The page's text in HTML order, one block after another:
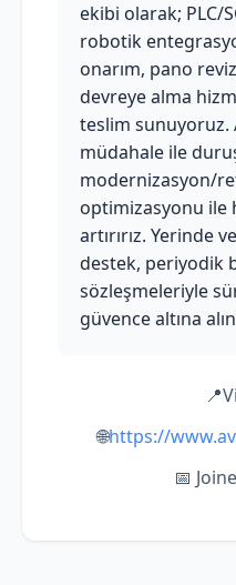
ekibi olarak; PLC/
robotik
onarım, pano
devreye alma
teslim sunuyoruz.
müdahale ile
modernizasyon/
optimizasyonu ile
artırırız. Yerinde
destek, periyodik
sözleşmeleriyle
güvence altına
📍
🌐https://
📅